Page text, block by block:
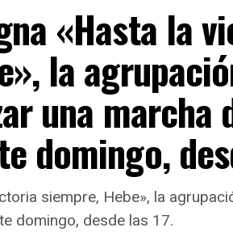
«Hasta la
la
una marcha
domingo,
siempre, Hebe», la
domingo, desde las 17.